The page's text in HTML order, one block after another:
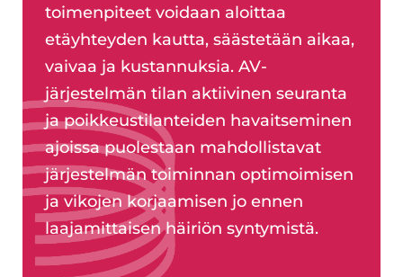
toimenpiteet voidaan aloittaa
etäyhteyden kautta, säästetään aikaa,
vaivaa ja kustannuksia. AV-
järjestelmän tilan aktiivinen seuranta
ja poikkeustilanteiden havaitseminen
ajoissa puolestaan mahdollistavat
järjestelmän toiminnan optimoimisen
ja vikojen korjaamisen jo ennen
laajamittaisen häiriön syntymistä.